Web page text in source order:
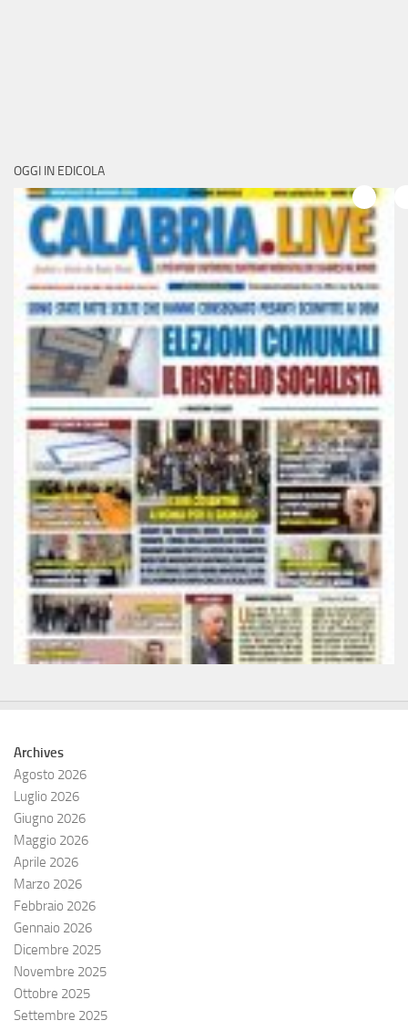
OGGI IN EDICOLA
Archives
Agosto 2026
Luglio 2026
Giugno 2026
Maggio 2026
Aprile 2026
Marzo 2026
Febbraio 2026
Gennaio 2026
Dicembre 2025
Novembre 2025
Ottobre 2025
Settembre 2025